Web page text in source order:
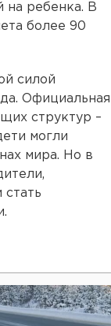
на ребенка. В
более 90
силой
Официальная
структур –
могли
мира. Но в
стать